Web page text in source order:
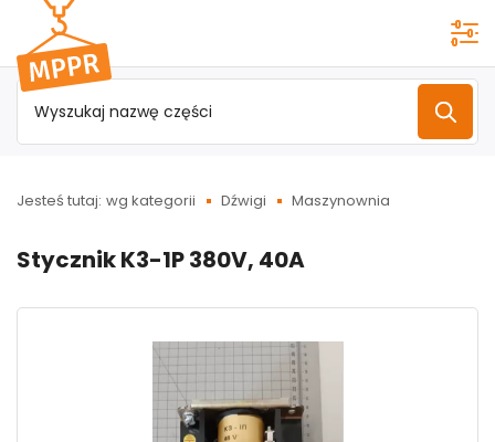
Przejdź do
menu
głównego
Jesteś tutaj: wg kategorii Dźwigi Maszynownia
Stycznik K3-1P 380V, 40A